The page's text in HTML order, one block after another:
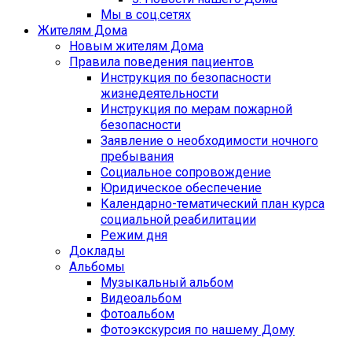
Мы в соц.сетях
Жителям Дома
Новым жителям Дома
Правила поведения пациентов
Инструкция по безопасности
жизнедеятельности
Инструкция по мерам пожарной
безопасности
Заявление о необходимости ночного
пребывания
Социальное сопровождение
Юридическое обеспечение
Календарно-тематический план курса
социальной реабилитации
Режим дня
Доклады
Альбомы
Музыкальный альбом
Видеоальбом
Фотоальбом
Фотоэкскурсия по нашему Дому